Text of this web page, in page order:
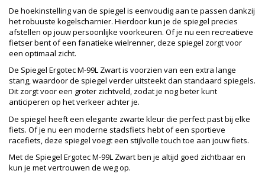
De hoekinstelling van de spiegel is eenvoudig aan te passen dankzij
het robuuste kogelscharnier. Hierdoor kun je de spiegel precies
afstellen op jouw persoonlijke voorkeuren. Of je nu een recreatieve
fietser bent of een fanatieke wielrenner, deze spiegel zorgt voor
een optimaal zicht.
De Spiegel Ergotec M-99L Zwart is voorzien van een extra lange
stang, waardoor de spiegel verder uitsteekt dan standaard spiegels.
Dit zorgt voor een groter zichtveld, zodat je nog beter kunt
anticiperen op het verkeer achter je.
De spiegel heeft een elegante zwarte kleur die perfect past bij elke
fiets. Of je nu een moderne stadsfiets hebt of een sportieve
racefiets, deze spiegel voegt een stijlvolle touch toe aan jouw fiets.
Met de Spiegel Ergotec M-99L Zwart ben je altijd goed zichtbaar en
kun je met vertrouwen de weg op.